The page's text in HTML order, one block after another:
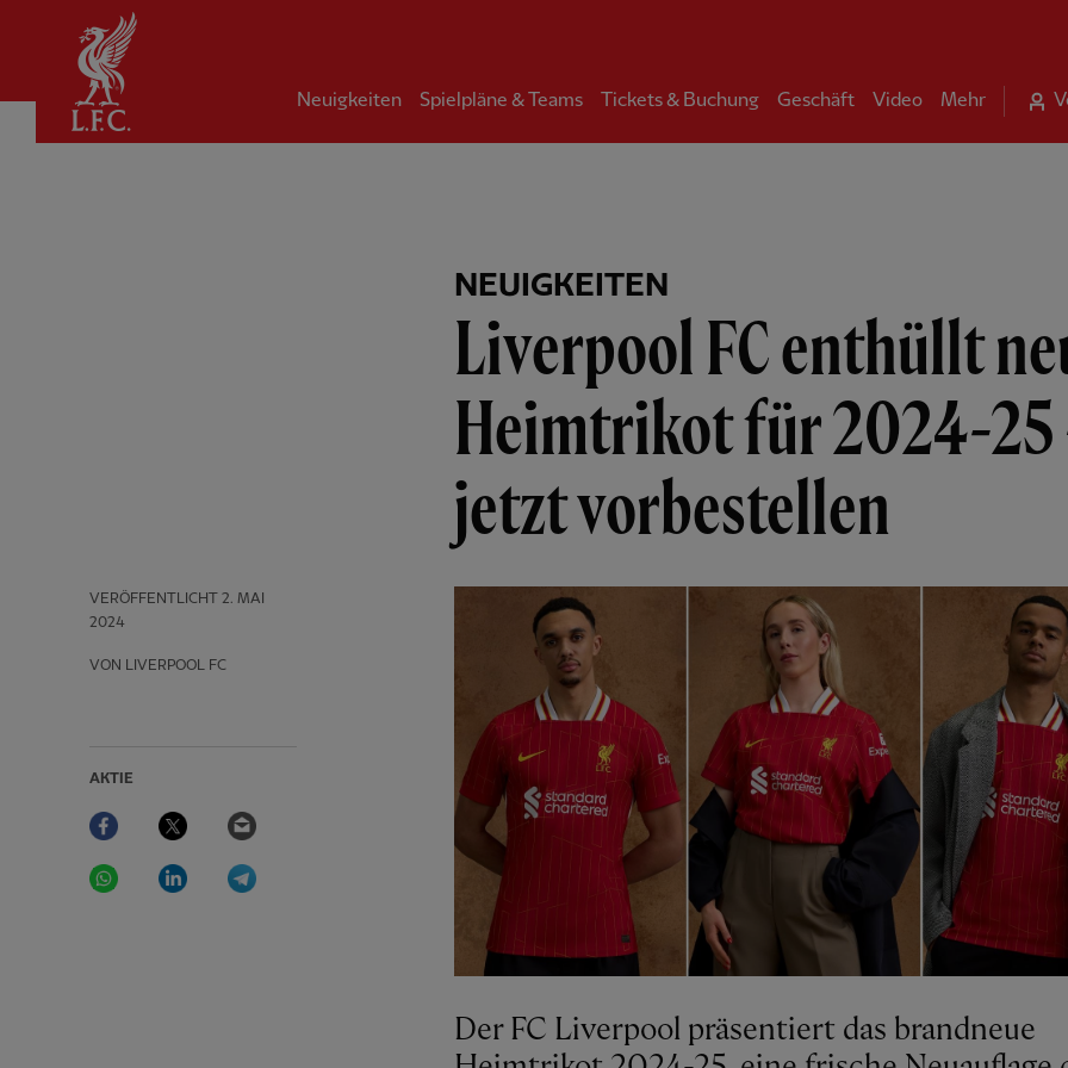
Neuigkeiten Spielpläne & Teams Tickets & Buchung Geschäft Video Mehr
NEUIGKEITEN
Liverpool FC enthüllt
Heimtrikot für 2024-
jetzt vorbestellen
VERÖFFENTLICHT 2. MAI
2024
VON LIVERPOOL FC
AKTIE
Facebook Twitter
WhatsAppLinkedIn
Der FC Liverpool präsentiert das brandneue